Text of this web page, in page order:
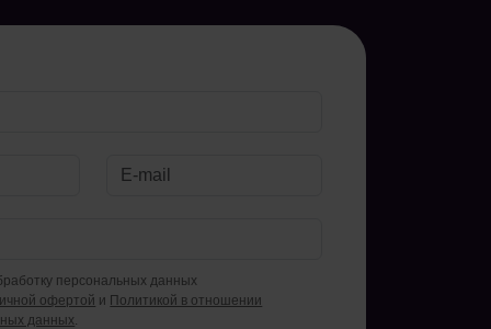
персональных данных
офертой и Политикой в отношении
данных.